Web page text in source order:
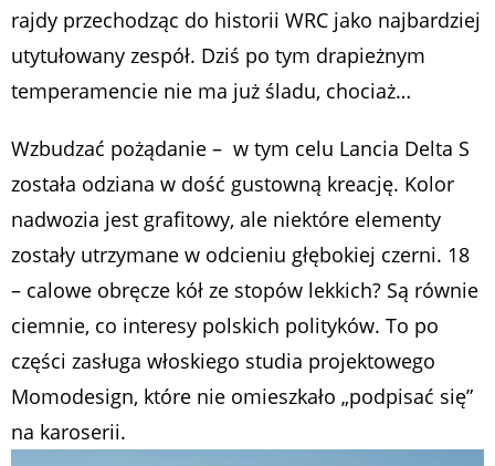
rajdy przechodząc do historii WRC jako najbardziej
utytułowany zespół. Dziś po tym drapieżnym
temperamencie nie ma już śladu, chociaż…
Wzbudzać pożądanie – w tym celu Lancia Delta S
została odziana w dość gustowną kreację. Kolor
nadwozia jest grafitowy, ale niektóre elementy
zostały utrzymane w odcieniu głębokiej czerni. 18
– calowe obręcze kół ze stopów lekkich? Są równie
ciemnie, co interesy polskich polityków. To po
części zasługa włoskiego studia projektowego
Momodesign, które nie omieszkało „podpisać się”
na karoserii.